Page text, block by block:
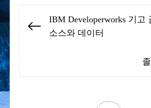
탐
Previous
IBM Developerworks 기고
소스와 데이터